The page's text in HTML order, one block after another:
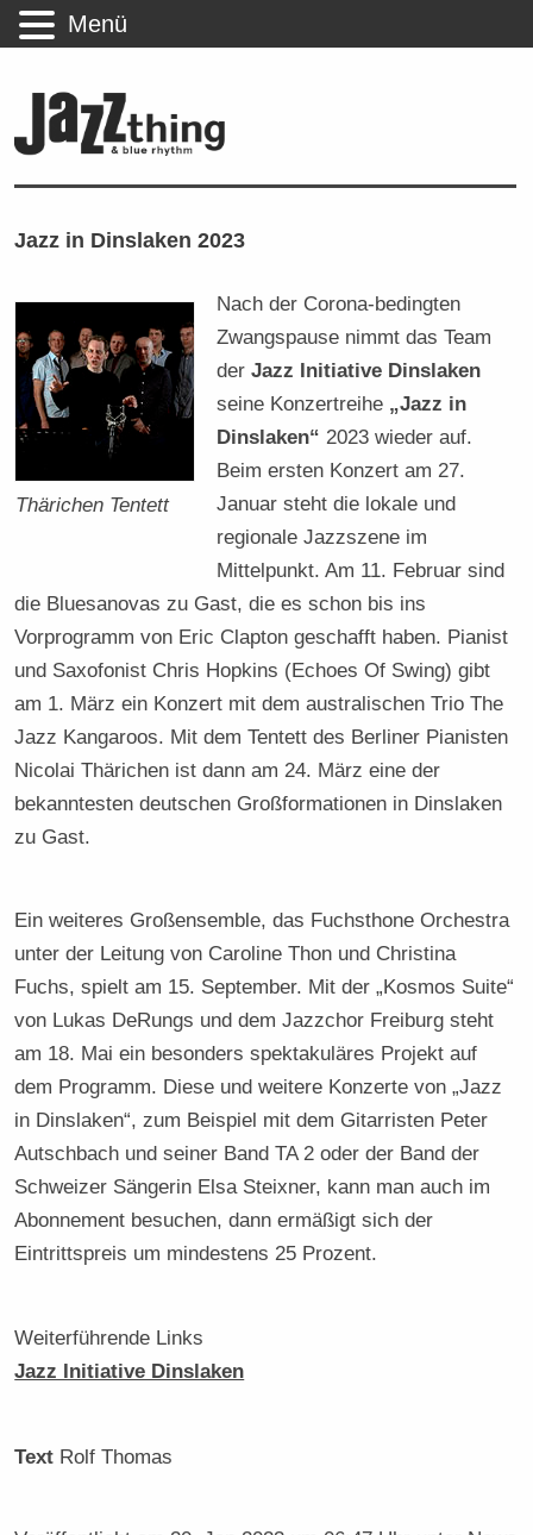
Jazz in Dinslaken 2023
Thärichen Tentett
Nach der Corona-bedingten
Zwangspause nimmt das Team
derJazz Initiative Dinslaken
seine Konzertreihe „Jazz in
Dinslaken“ 2023 wieder auf.
Beim ersten Konzert am 27.
Januar steht die lokale und
regionale Jazzszene im
Mittelpunkt. Am 11. Februar sind
die Bluesanovas zu Gast, die es schon bis ins
Vorprogramm von Eric Clapton geschafft haben. Pianist
und Saxofonist Chris Hopkins (Echoes Of Swing) gibt
am 1. März ein Konzert mit dem australischen Trio The
Jazz Kangaroos. Mit dem Tentett des Berliner Pianisten
Nicolai Thärichen ist dann am 24. März eine der
bekanntesten deutschen Großformationen in Dinslaken
zu Gast.
Ein weiteres Großensemble, das Fuchsthone Orchestra
unter der Leitung von Caroline Thon und Christina
Fuchs, spielt am 15. September. Mit der „Kosmos Suite“
von Lukas DeRungs und dem Jazzchor Freiburg steht
am 18. Mai ein besonders spektakuläres Projekt auf
dem Programm. Diese und weitere Konzerte von „Jazz
in Dinslaken“, zum Beispiel mit dem Gitarristen Peter
Autschbach und seiner Band TA 2 oder der Band der
Schweizer Sängerin Elsa Steixner, kann man auch im
Abonnement besuchen, dann ermäßigt sich der
Eintrittspreis um mindestens 25 Prozent.
Weiterführende Links
Jazz Initiative Dinslaken
Text Rolf Thomas
Menü